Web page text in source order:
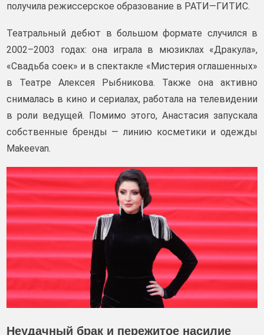
получила режиссерское образование в РАТИ—ГИТИС.
Театральный дебют в большом формате случился в
2002–2003 годах: она играла в мюзиклах «Дракула»,
«Свадьба соек» и в спектакле «Мистерия оглашенных»
в Театре Алексея Рыбникова. Также она активно
снималась в кино и сериалах, работала на телевидении
в роли ведущей. Помимо этого, Анастасия запускала
собственные бренды — линию косметики и одежды
Makeevan.
Неудачный брак и пережитое насилие